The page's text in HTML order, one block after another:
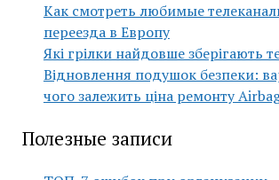
Как смотреть любимые
переезда в Европу
Які грілки найдовше зберігають
Відновлення подушок безпеки:
чого залежить ціна ремонту
Полезные записи